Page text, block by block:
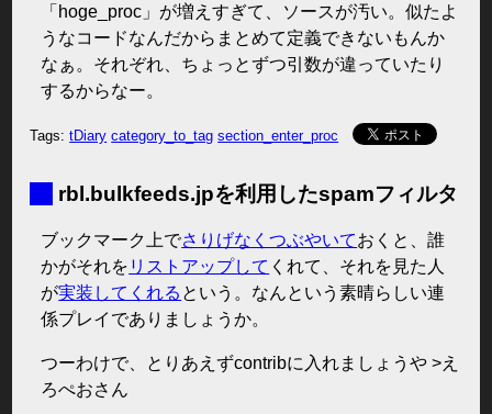
「hoge_proc」が増えすぎて、ソースが汚い。似たよ
うなコードなんだからまとめて定義できないもんか
なぁ。それぞれ、ちょっとずつ引数が違っていたり
するからなー。
Tags:tDiary category_to_tag section_enter_proc
rbl.bulkfeeds.jpを利用したspamフィルタ
ブックマーク上でさりげなくつぶやいておくと、誰
かがそれを リストアップして くれて、それを見た人
が実装してくれる という。なんという素晴らしい連
係プレイでありましょうか。
つーわけで、とりあえずcontribに入れましょうや >え
ろぺおさん